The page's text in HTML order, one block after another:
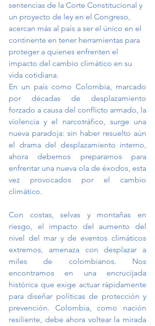
sentencias de la Corte Constitucional y
un proyecto de ley en el Congreso,
acercan más al país a ser el único en el
continente en tener herramientas para
proteger a quienes enfrenten el
impacto del cambio climático en su
vida cotidiana.
En un país como Colombia, marcado
por décadas de desplazamiento
forzado a causa del conflicto armado, la
violencia y el narcotráfico, surge una
nueva paradoja: sin haber resuelto aún
el drama del desplazamiento interno,
ahora debemos prepararnos para
enfrentar una nueva ola de éxodos, esta
vez provocados por el cambio
climático.
Con costas, selvas y montañas en
riesgo, el impacto del aumento del
nivel del mar y de eventos climáticos
extremos, amenaza con desplazar a
miles de colombianos. Nos
encontramos en una encrucijada
histórica que exige actuar rápidamente
para diseñar políticas de protección y
prevención. Colombia, como nación
resiliente, debe ahora voltear la mirada